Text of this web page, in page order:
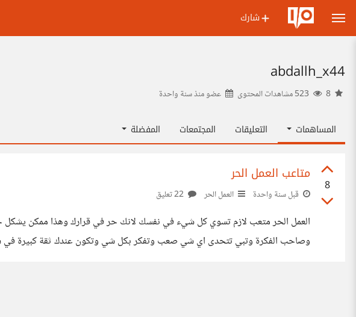
شارك
abdallh_x44
عضو منذسنة واحدة
المساهمات التعليقات المجتمعات المفضلة
8
متاعب العمل الحر
قبل سنة واحدة العمل الحر
العمل الحر متعب لازم تسوي كل شيء في نفسك لانك حر في قرارك وهذا ممكن
وصاحب الفكرة وتبي تتحدى اي شي صعب وتفكر بكل شي وتكون عندك ثقة كبيرة في